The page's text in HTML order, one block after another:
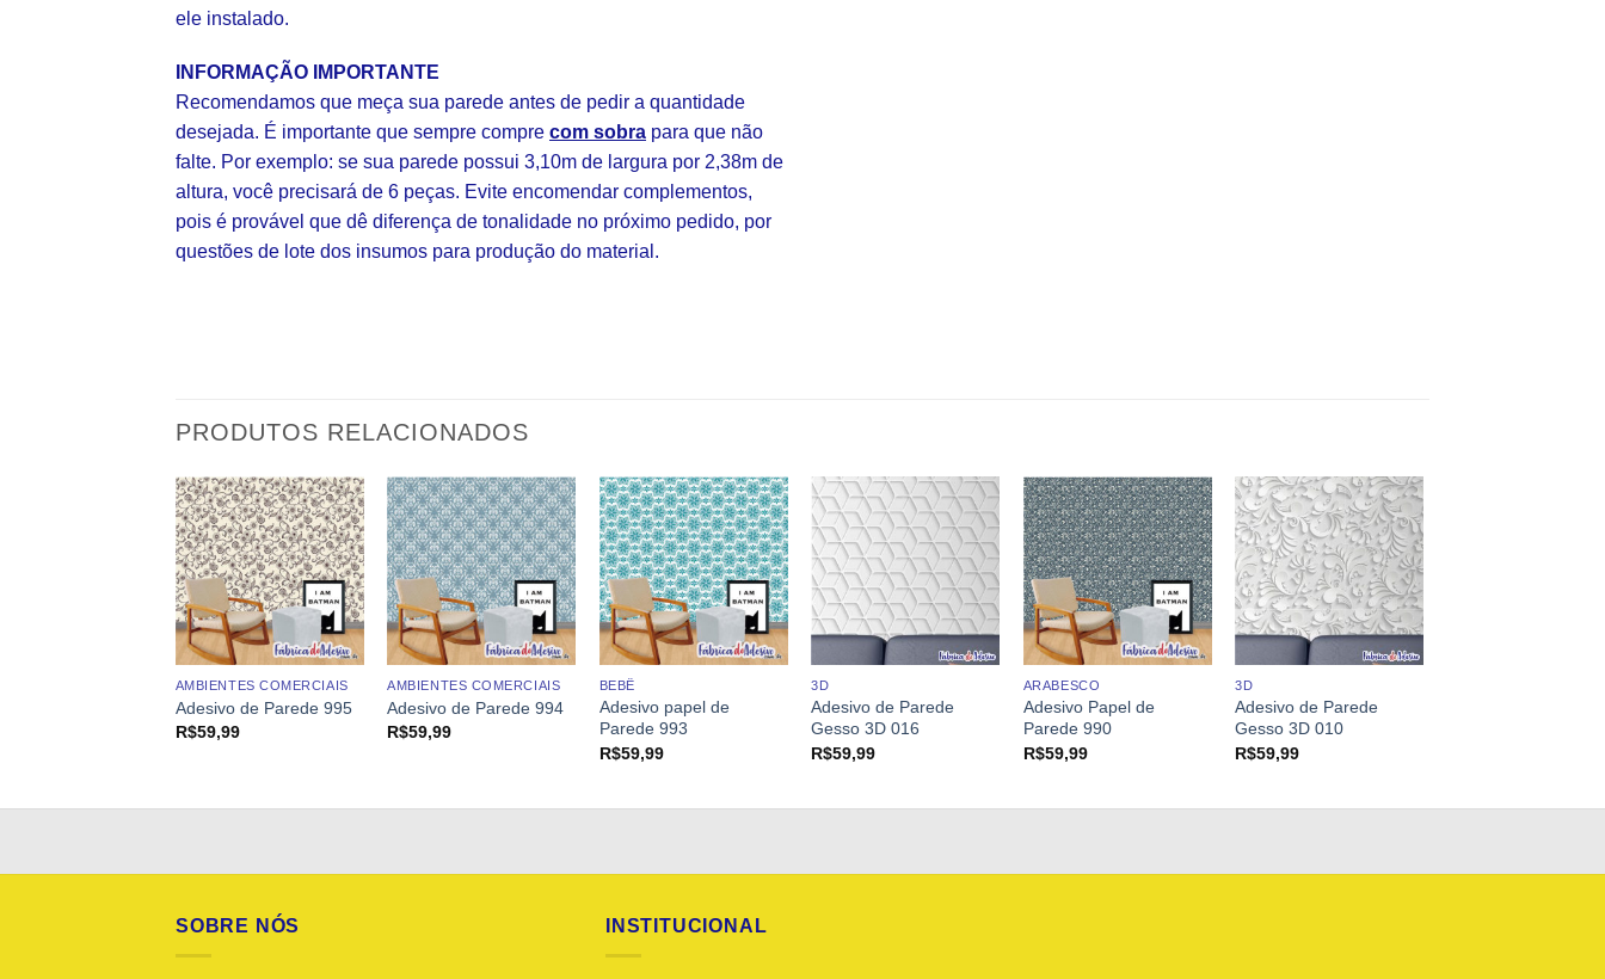
ele instalado.
INFORMAÇÃO IMPORTANTE
Recomendamos que meça sua parede antes de pedir a quantidade
desejada. É importante que sempre compre com sobra para que não
falte. Por exemplo: se sua parede possui 3,10m de largura por 2,38m de
altura, você precisará de 6 peças. Evite encomendar complementos,
pois é provável que dê diferença de tonalidade no próximo pedido, por
questões de lote dos insumos para produção do material.
PRODUTOS RELACIONADOS
AMBIENTES COMERCIAIS
Adesivo de Parede 995
R$59,99
AMBIENTES COMERCIAIS
Adesivo de Parede 994
R$59,99
BEBÊ
Adesivo papel de
Parede 993
R$59,99
3D
Adesivo de Parede
Gesso 3D 016
R$59,99
ARABESCO
Adesivo Papel de
Parede 990
R$59,99
3D
Adesivo de Parede
Gesso 3D 010
R$59,99
SOBRE NÓS INSTITUCIONAL